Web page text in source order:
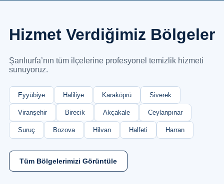
Hizmet Verdiğimiz Bölgeler
Şanlıurfa’nın tüm ilçelerine profesyonel temizlik hizmeti
sunuyoruz.
Eyyübiye Haliliye Karaköprü Siverek
Viranşehir Birecik Akçakale Ceylanpınar
Suruç Bozova Hilvan Halfeti Harran
Tüm Bölgelerimizi Görüntüle